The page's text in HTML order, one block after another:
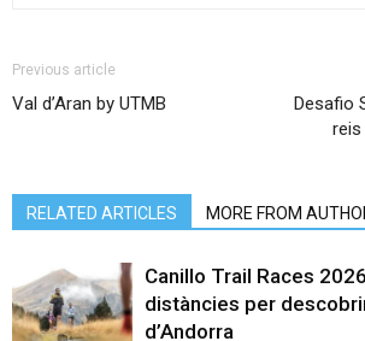
Previous article
Val d’Aran by UTMB
Desafio
reis
RELATED ARTICLES MORE FROM
Canillo Trail Races
distàncies per
d’Andorra